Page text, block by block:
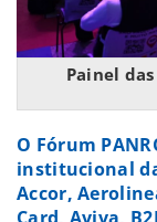
Painel
O Fórum
institucional da
Accor,